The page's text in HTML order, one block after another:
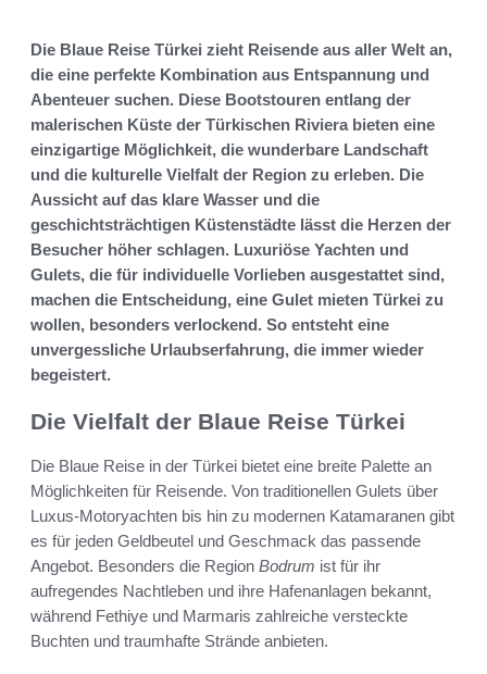
Die Blaue Reise Türkei zieht Reisende aus aller Welt an,
die eine perfekte Kombination aus Entspannung und
Abenteuer suchen. Diese Bootstouren entlang der
malerischen Küste der Türkischen Riviera bieten eine
einzigartige Möglichkeit, die wunderbare Landschaft
und die kulturelle Vielfalt der Region zu erleben. Die
Aussicht auf das klare Wasser und die
geschichtsträchtigen Küstenstädte lässt die Herzen der
Besucher höher schlagen. Luxuriöse Yachten und
Gulets, die für individuelle Vorlieben ausgestattet sind,
machen die Entscheidung, eine Gulet mieten Türkei zu
wollen, besonders verlockend. So entsteht eine
unvergessliche Urlaubserfahrung, die immer wieder
begeistert.
Die Vielfalt der Blaue Reise Türkei
Die Blaue Reise in der Türkei bietet eine breite Palette an
Möglichkeiten für Reisende. Von traditionellen Gulets über
Luxus-Motoryachten bis hin zu modernen Katamaranen gibt
es für jeden Geldbeutel und Geschmack das passende
Angebot. Besonders die Region Bodrum ist für ihr
aufregendes Nachtleben und ihre Hafenanlagen bekannt,
während Fethiye und Marmaris zahlreiche versteckte
Buchten und traumhafte Strände anbieten.